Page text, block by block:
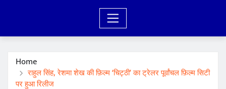
Home
राहुल सिंह, रेशमा शेख की फ़िल्म ‘चिट्ठी’ का ट्रेलर पूर्वांचल फ़िल्म सिटी
पर हुआ रिलीज